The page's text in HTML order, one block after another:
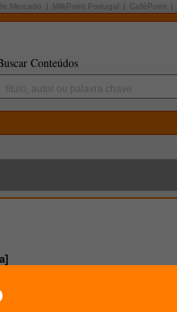
Mercado MilkPoint Portugal CaféPoint
Conteúdos
]